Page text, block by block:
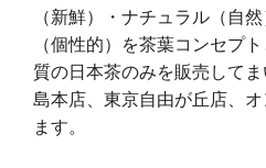
（新鮮）・ナチュラル（自
（個性的）を茶葉コンセプ
質の日本茶のみを販売して
島本店、東京自由が丘店、
ます。